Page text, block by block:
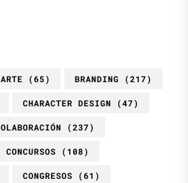
ARTE (65) BRANDING (217)
CHARACTER DESIGN (47)
COLABORACIÓN (237)
CONCURSOS (108)
CONGRESOS (61)